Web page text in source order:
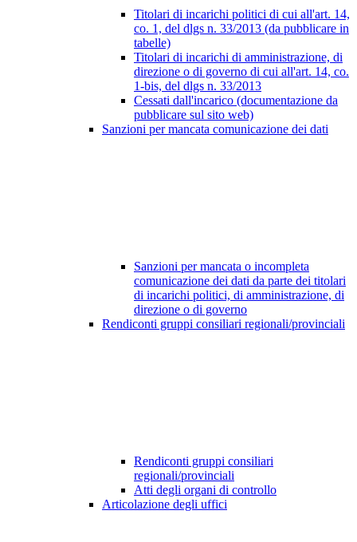
Titolari di incarichi politici di cui all'art. 14,
co. 1, del dlgs n. 33/2013 (da pubblicare in
tabelle)
Titolari di incarichi di amministrazione, di
direzione o di governo di cui all'art. 14, co.
1-bis, del dlgs n. 33/2013
Cessati dall'incarico (documentazione da
pubblicare sul sito web)
Sanzioni per mancata comunicazione dei dati
Sanzioni per mancata o incompleta
comunicazione dei dati da parte dei titolari
di incarichi politici, di amministrazione, di
direzione o di governo
Rendiconti gruppi consiliari regionali/provinciali
Rendiconti gruppi consiliari
regionali/provinciali
Atti degli organi di controllo
Articolazione degli uffici